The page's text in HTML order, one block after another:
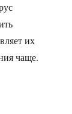
их
чаще.